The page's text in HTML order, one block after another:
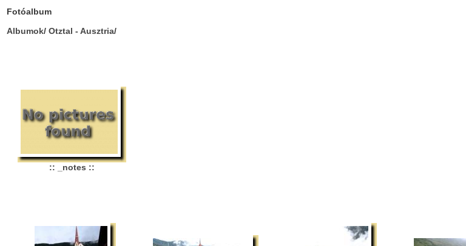
Fotóalbum
Albumok/ Otztal - Ausztria/
:: _notes ::